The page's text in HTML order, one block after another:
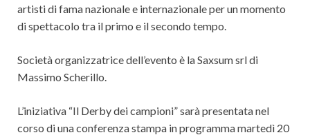
artisti di fama nazionale e internazionale per un momento
di spettacolo tra il primo e il secondo tempo.
Società organizzatrice dell’evento è la Saxsum srl di
Massimo Scherillo.
L’iniziativa “Il Derby dei campioni” sarà presentata nel
corso di una conferenza stampa in programma martedì 20